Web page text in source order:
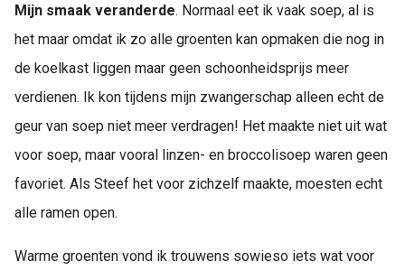
Mijn smaak veranderde. Normaal eet ik vaak soep, al is
het maar omdat ik zo alle groenten kan opmaken die nog in
de koelkast liggen maar geen schoonheidsprijs meer
verdienen. Ik kon tijdens mijn zwangerschap alleen echt de
geur van soep niet meer verdragen! Het maakte niet uit wat
voor soep, maar vooral linzen- en broccolisoep waren geen
favoriet. Als Steef het voor zichzelf maakte, moesten echt
alle ramen open.
Warme groenten vond ik trouwens sowieso iets wat voor